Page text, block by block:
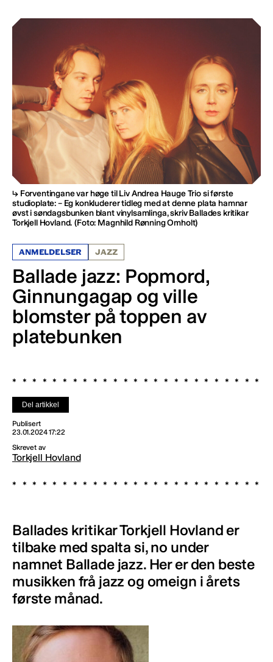
Forventingane var høge til Liv Andrea Hauge Trio si første
studioplate: – Eg konkluderer tidleg med at denne plata hamnar
øvst i søndagsbunken blant vinylsamlinga, skriv Ballades kritikar
Torkjell Hovland. (Foto: Magnhild Rønning Omholt)
ANMELDELSER JAZZ
Ballade jazz: Popmord,
Ginnungagap og ville
blomster på toppen av
platebunken
Del artikkel
Publisert
23.01.2024 17:22
Skrevet av
Torkjell Hovland
Ballades kritikar Torkjell Hovland er
tilbake med spalta si, no under
namnet Ballade jazz. Her er den beste
musikken frå jazz og omeign i årets
første månad.